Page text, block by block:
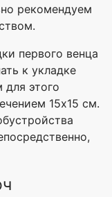
рекомендуем
первого венца
к укладке
для этого
15х15 см.